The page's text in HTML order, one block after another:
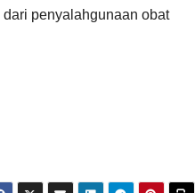
penyalahgunaan obat